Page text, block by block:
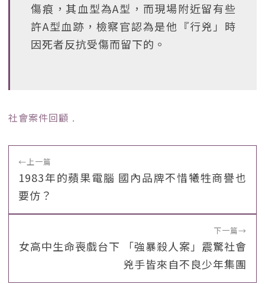
傷痕，其血型為A型，而現場附近留有些
許A型血跡，檢察官認為是他『行兇」時
因死者反抗受傷而留下的。
社會案件回顧 ﹒
←上一篇
1983年的蘋果電腦 國內品牌不惜犧牲商譽也
要仿？
下一篇→
女高中生命喪戲台下 「強暴殺人案」震驚社會
兇手皆來自不良少年集團